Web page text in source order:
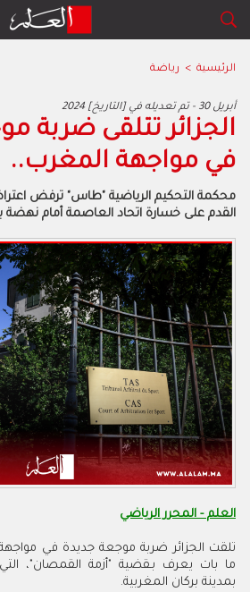
الرئيسية > رياضة
2024 أبريل 30 - تم تعديله في [التاريخ]
الجزائر تتلقى ضربة
في مواجهة المغرب..
محكمة التحكيم الرياضية "طاس" ترفض اعتراض
القدم على خسارة اتحاد العاصمة أمام نهضة
العلم - المحرر الرياضي
تلقت الجزائر ضربة موجعة جديدة في
ما بات يعرف بـقضية "أزمة القمصان"،
بمدينة بركان المغربية.